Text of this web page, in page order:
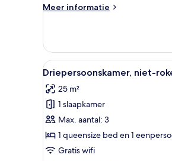
Meer informatie
Meer
kamer,
toegankelijk
voor
mindervaliden
Alle
foto's
voor
Driepersoonskamer,
niet-
roken,
terras
7
Driepersoonskamer, niet-
25 m²
1 slaapkamer
Max. aantal: 3
1 queensize bed en 1
Gratis wifi